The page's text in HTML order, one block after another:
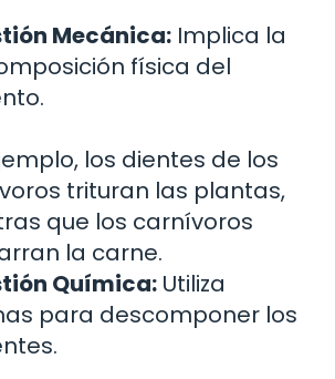
Mecánica: Implica la
física del
los dientes de los
trituran las plantas,
que los carnívoros
la carne.
Química: Utiliza
para descomponer los